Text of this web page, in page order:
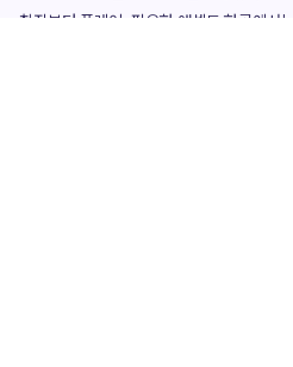
창작부터 플레이, 필요한 애셋도 한곳에서!